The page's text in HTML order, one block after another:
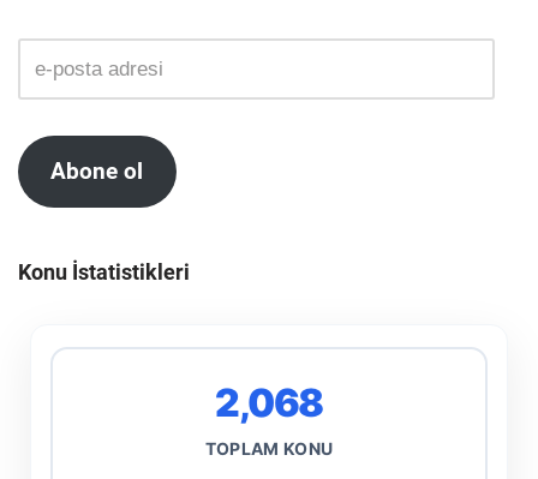
Abone ol
Konu İstatistikleri
2,068
TOPLAM KONU